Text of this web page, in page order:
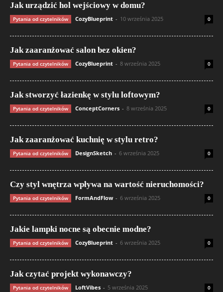
Jak urządzić hol wejściowy w domu?
Pytania od czytelników CozyBlueprint - 10 września 2025 0
Jak zaaranżować salon bez okien?
Pytania od czytelników CozyBlueprint - 8 września 2025 0
Jak stworzyć łazienkę w stylu loftowym?
Pytania od czytelników ConceptCorners - 8 września 2025 0
Jak zaaranżować kuchnię w stylu retro?
Pytania od czytelników DesignSketch - 6 września 2025 0
Czy styl wnętrza wpływa na wartość nieruchomości?
Pytania od czytelników FormAndFlow - 6 września 2025 0
Jakie lampki nocne są obecnie modne?
Pytania od czytelników CozyBlueprint - 6 września 2025 0
Jak czytać projekt wykonawczy?
Pytania od czytelników LoftVibes - 5 września 2025 0